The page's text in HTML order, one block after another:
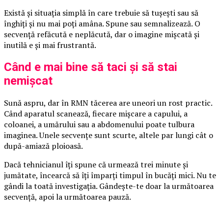
Există și situația simplă în care trebuie să tușești sau să
înghiți și nu mai poți amâna. Spune sau semnalizează. O
secvență refăcută e neplăcută, dar o imagine mișcată și
inutilă e și mai frustrantă.
Când e mai bine să taci și să stai
nemișcat
Sună aspru, dar în RMN tăcerea are uneori un rost practic.
Când aparatul scanează, fiecare mișcare a capului, a
coloanei, a umărului sau a abdomenului poate tulbura
imaginea. Unele secvențe sunt scurte, altele par lungi cât o
după-amiază ploioasă.
Dacă tehnicianul îți spune că urmează trei minute și
jumătate, încearcă să îți împarți timpul în bucăți mici. Nu te
gândi la toată investigația. Gândește-te doar la următoarea
secvență, apoi la următoarea pauză.